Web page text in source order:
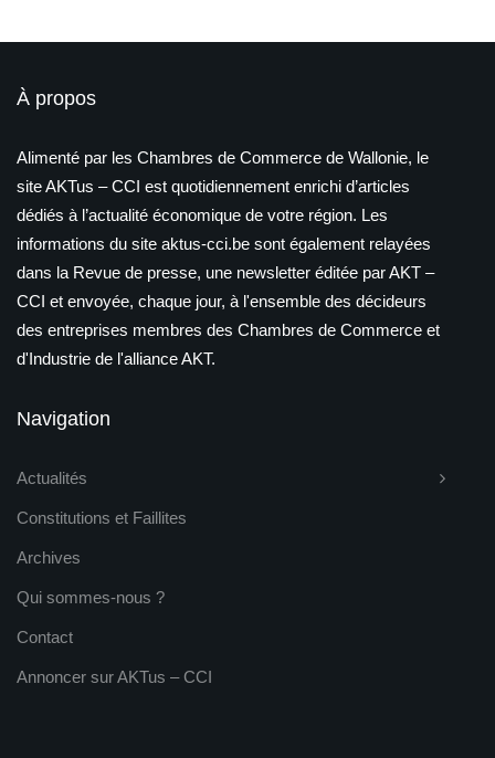
À propos
Alimenté par les Chambres de Commerce de Wallonie, le
site AKTus – CCI est quotidiennement enrichi d’articles
dédiés à l’actualité économique de votre région. Les
informations du site aktus-cci.be sont également relayées
dans la Revue de presse, une newsletter éditée par AKT –
CCI et envoyée, chaque jour, à l'ensemble des décideurs
des entreprises membres des Chambres de Commerce et
d'Industrie de l'alliance AKT.
Navigation
Actualités
Constitutions et Faillites
Archives
Qui sommes-nous ?
Contact
Annoncer sur AKTus – CCI